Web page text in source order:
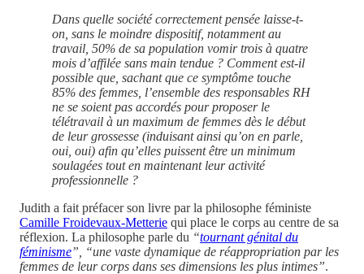
Dans quelle société correctement pensée laisse-t-
on, sans le moindre dispositif, notamment au
travail, 50% de sa population vomir trois à quatre
mois d’affilée sans main tendue ? Comment est-il
possible que, sachant que ce symptôme touche
85% des femmes, l’ensemble des responsables RH
ne se soient pas accordés pour proposer le
télétravail à un maximum de femmes dès le début
de leur grossesse (induisant ainsi qu’on en parle,
oui, oui) afin qu’elles puissent être un minimum
soulagées tout en maintenant leur activité
professionnelle ?
Judith a fait préfacer son livre par la philosophe féministe
Camille Froidevaux-Metterie qui place le corps au centre de sa
réflexion. La philosophe parle du “tournant génital du
féminisme”, “une vaste dynamique de réappropriation par les
femmes de leur corps dans ses dimensions les plus intimes”.